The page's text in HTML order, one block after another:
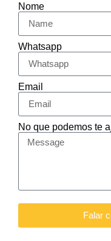
Nome
Whatsapp
Email
No que podemos te
Falar